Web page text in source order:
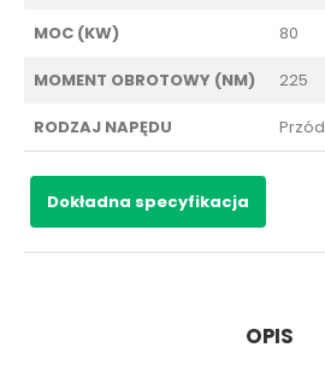
MOC (KW) 80
MOMENT OBROTOWY (NM) 225
RODZAJ NAPĘDU Przód
Dokładna specyfikacja
OPIS